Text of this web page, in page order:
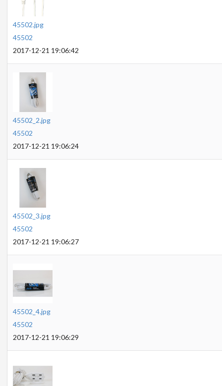
45502.jpg
45502
2017-12-21 19:06:42
45502_2.jpg
45502
2017-12-21 19:06:24
45502_3.jpg
45502
2017-12-21 19:06:27
45502_4.jpg
45502
2017-12-21 19:06:29